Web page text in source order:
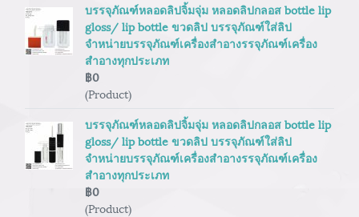
บรรจุภัณฑ์หลอดลิปจิ้มจุ่ม หลอดลิปกลอส bottle lip
gloss/ lip bottle ขวดลิป บรรจุภัณฑ์ใส่ลิป
จำหน่ายบรรจุภัณฑ์เครื่องสำอางรรจุภัณฑ์เครื่อง
สำอางทุกประเภท
฿0
(Product)
บรรจุภัณฑ์หลอดลิปจิ้มจุ่ม หลอดลิปกลอส bottle lip
gloss/ lip bottle ขวดลิป บรรจุภัณฑ์ใส่ลิป
จำหน่ายบรรจุภัณฑ์เครื่องสำอางรรจุภัณฑ์เครื่อง
สำอางทุกประเภท
฿0
(Product)